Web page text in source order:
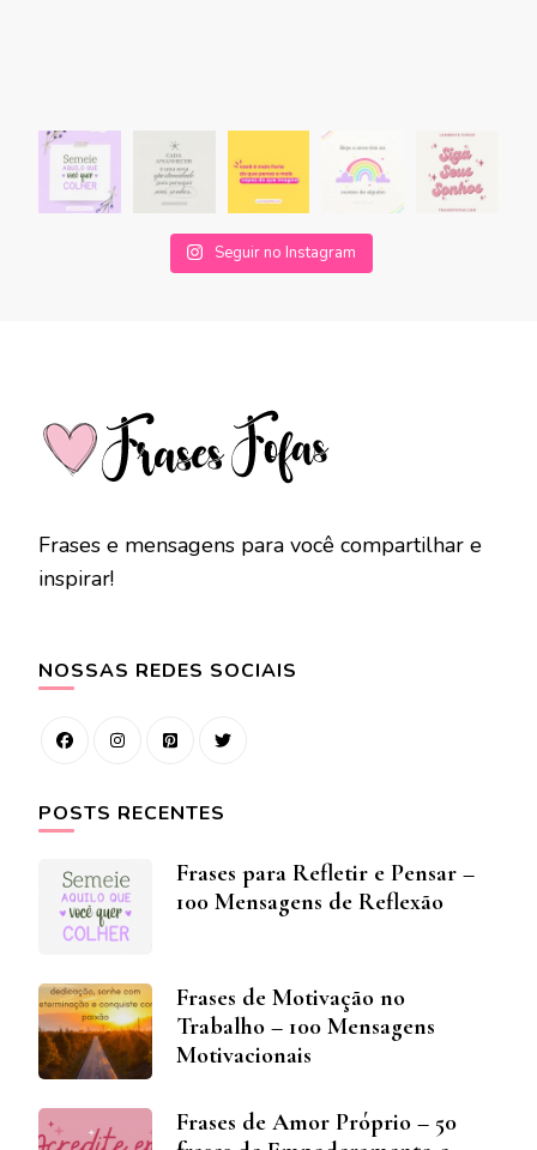
Seguir no Instagram
Frases e mensagens para você compartilhar e
inspirar!
NOSSAS REDES SOCIAIS
POSTS RECENTES
Frases para Refletir e Pensar –
100 Mensagens de Reflexão
Frases de Motivação no
Trabalho – 100 Mensagens
Motivacionais
Frases de Amor Próprio – 50